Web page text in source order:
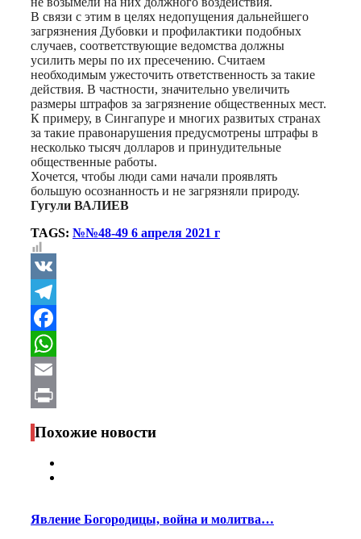
В связи с этим в целях недопущения дальнейшего
загрязнения Дубовки и профилактики подобных
случаев, соответствующие ведомства должны
усилить меры по их пресечению. Считаем
необходимым ужесточить ответственность за такие
действия. В частности, значительно увеличить
размеры штрафов за загрязнение общественных мест.
К примеру, в Сингапуре и многих развитых странах
за такие правонарушения предусмотрены штрафы в
несколько тысяч долларов и принудительные
общественные работы.
Хочется, чтобы люди сами начали проявлять
большую осознанность и не загрязняли природу.
Гугули ВАЛИЕВ
TAGS: №№48-49 6 апреля 2021 г
VK
Telegram
Facebook
WhatsApp
Email
Print
Похожие новости
Явление Богородицы, война и молитва…